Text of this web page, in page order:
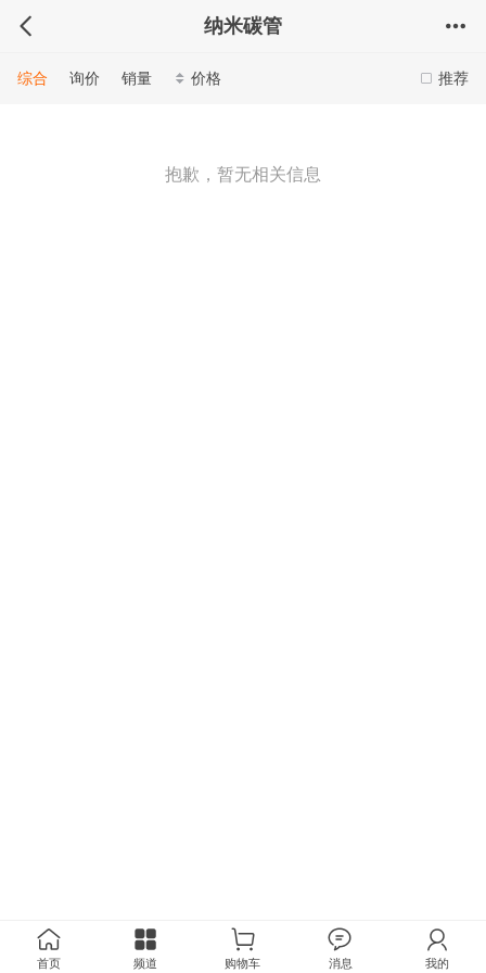
纳米碳管
推荐
综合 询价 销量 价格
抱歉，暂无相关信息
首页 频道 购物车 消息 我的